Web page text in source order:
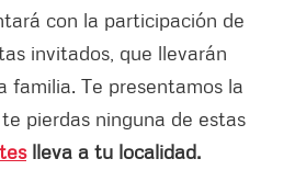
con la participación de
invitados, que llevarán
familia. Te presentamos la
pierdas ninguna de estas
lleva a tu localidad.